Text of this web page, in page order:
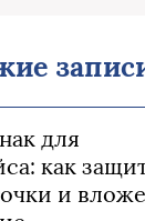
для
как
и